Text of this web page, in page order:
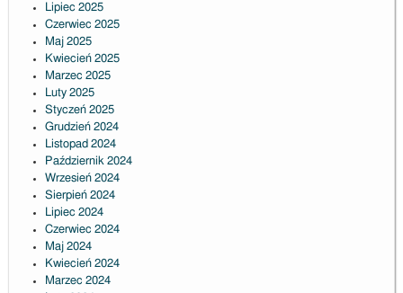
Lipiec 2025
Czerwiec 2025
Maj 2025
Kwiecień 2025
Marzec 2025
Luty 2025
Styczeń 2025
Grudzień 2024
Listopad 2024
Październik 2024
Wrzesień 2024
Sierpień 2024
Lipiec 2024
Czerwiec 2024
Maj 2024
Kwiecień 2024
Marzec 2024